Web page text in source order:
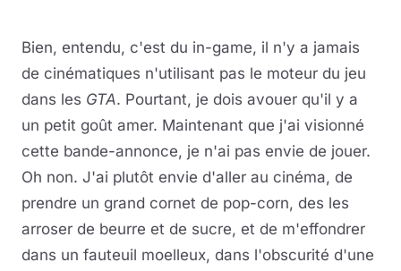
YouTube · le lecteur se charge au clic
Bien, entendu, c'est du in-game, il n'y a jamais
de cinématiques n'utilisant pas le moteur du jeu
dans les GTA. Pourtant, je dois avouer qu'il y a
un petit goût amer. Maintenant que j'ai visionné
cette bande-annonce, je n'ai pas envie de jouer.
Oh non. J'ai plutôt envie d'aller au cinéma, de
prendre un grand cornet de pop-corn, des les
arroser de beurre et de sucre, et de m'effondrer
dans un fauteuil moelleux, dans l'obscurité d'une